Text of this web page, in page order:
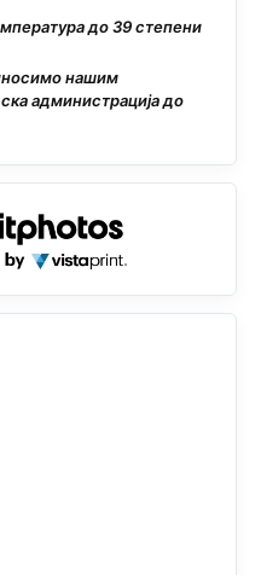
до 39 степени
нашим
администрација до